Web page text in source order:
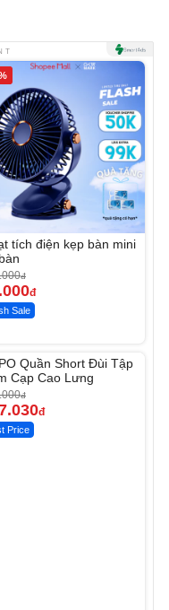
tích điện kẹp bàn mini
đ
đ
Sale
Quần Short Đùi Tập
Cạp Cao Lưng
đ
đ
Price